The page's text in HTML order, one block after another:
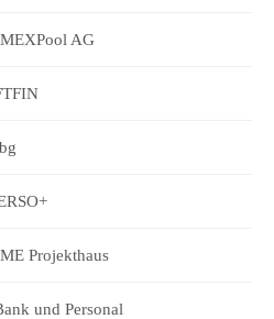
AG
Projekthaus
und Personal